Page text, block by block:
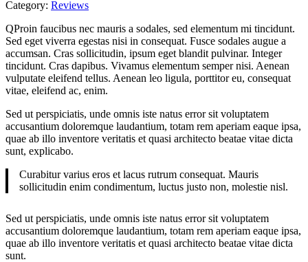
Category: Reviews
QProin faucibus nec mauris a sodales, sed elementum mi tincidunt.
Sed eget viverra egestas nisi in consequat. Fusce sodales augue a
accumsan. Cras sollicitudin, ipsum eget blandit pulvinar. Integer
tincidunt. Cras dapibus. Vivamus elementum semper nisi. Aenean
vulputate eleifend tellus. Aenean leo ligula, porttitor eu, consequat
vitae, eleifend ac, enim.
Sed ut perspiciatis, unde omnis iste natus error sit voluptatem
accusantium doloremque laudantium, totam rem aperiam eaque ipsa,
quae ab illo inventore veritatis et quasi architecto beatae vitae dicta
sunt, explicabo.
Curabitur varius eros et lacus rutrum consequat. Mauris
sollicitudin enim condimentum, luctus justo non, molestie nisl.
Sed ut perspiciatis, unde omnis iste natus error sit voluptatem
accusantium doloremque laudantium, totam rem aperiam eaque ipsa,
quae ab illo inventore veritatis et quasi architecto beatae vitae dicta
sunt.